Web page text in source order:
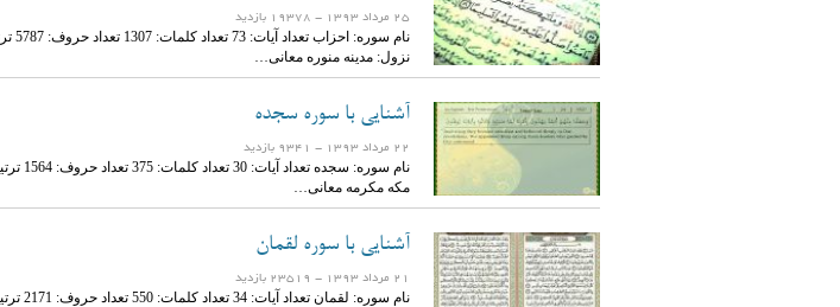
25 مرداد 1393 - 19378 بازدید
نزول: مدینه منوره معانی…
آشنایی با سوره سجده
22 مرداد 1393 - 9341 بازدید
مکه مکرمه معانی…
آشنایی با سوره لقمان
21 مرداد 1393 - 23519 بازدید